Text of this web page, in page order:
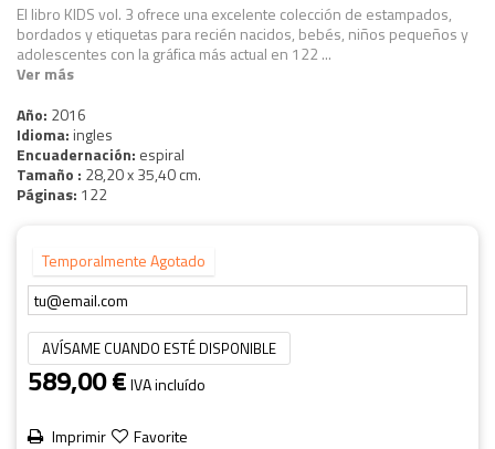
El libro KIDS vol. 3 ofrece una excelente colección de estampados,
bordados y etiquetas para recién nacidos, bebés, niños pequeños y
adolescentes con la gráfica más actual en 122 ...
Ver más
Año: 2016
Idioma: ingles
Encuadernación: espiral
Tamaño : 28,20 x 35,40 cm.
Páginas: 122
Temporalmente Agotado
AVÍSAME CUANDO ESTÉ DISPONIBLE
589,00 €IVA incluído
Imprimir Favorite